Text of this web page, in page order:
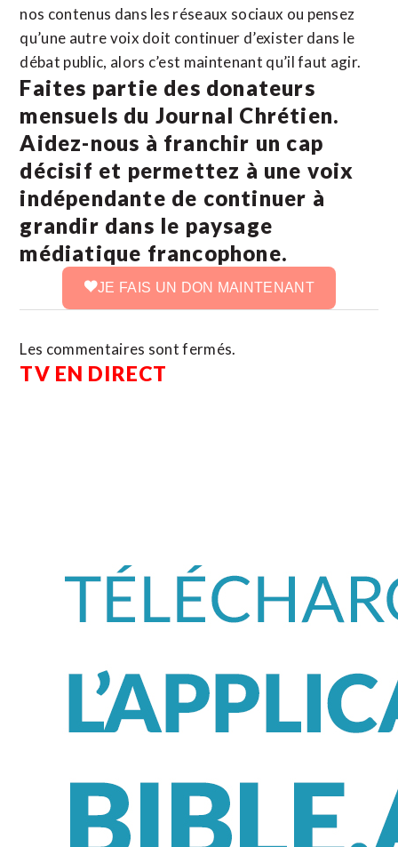
nos contenus dans les réseaux sociaux ou pensez
qu’une autre voix doit continuer d’exister dans le
débat public, alors c’est maintenant qu’il faut agir.
Faites partie des donateurs
mensuels du Journal Chrétien.
Aidez-nous à franchir un cap
décisif et permettez à une voix
indépendante de continuer à
grandir dans le paysage
médiatique francophone.
JE FAIS UN DON MAINTENANT
Les commentaires sont fermés.
TV EN DIRECT